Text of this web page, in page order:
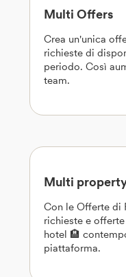
Multi Offers
Crea un'unica
richieste di
periodo. Così
team.
Multi
Con le Offerte di
richieste e
hotel 🏨
piattaforma.